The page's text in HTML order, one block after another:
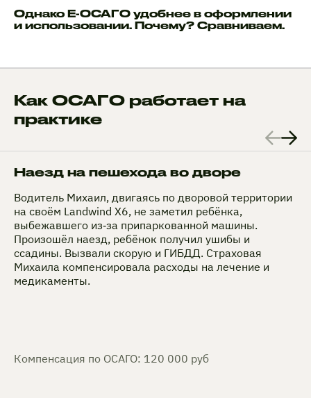
Однако Е-ОСАГО удобнее в оформлении
и использовании. Почему? Сравниваем.
Как ОСАГО работает на
практике
Наезд на пешехода во дворе
Водитель Михаил, двигаясь по дворовой территории
на своём Landwind X6, не заметил ребёнка,
выбежавшего из‑за припаркованной машины.
Произошёл наезд, ребёнок получил ушибы и
ссадины. Вызвали скорую и ГИБДД. Страховая
Михаила компенсировала расходы на лечение и
медикаменты.
Компенсация по ОСАГО: 120 000 руб